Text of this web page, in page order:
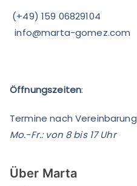
(+49) 159 06829104
info@marta-gomez.com
Öffnungszeiten:
Termine nach Vereinbarung
Mo.-Fr.: von 8 bis 17 Uhr
Über Marta